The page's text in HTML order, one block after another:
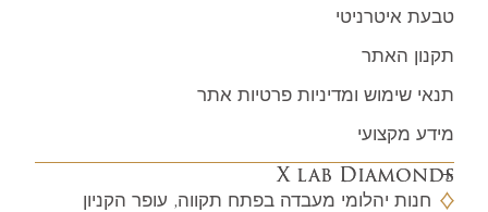
טבעת איטרניטי
תקנון האתר
תנאי שימוש ומדיניות פרטיות אתר
מידע מקצועי
X lab Diamonds
חנות יהלומי מעבדה בפתח תקווה, עופר הקניון